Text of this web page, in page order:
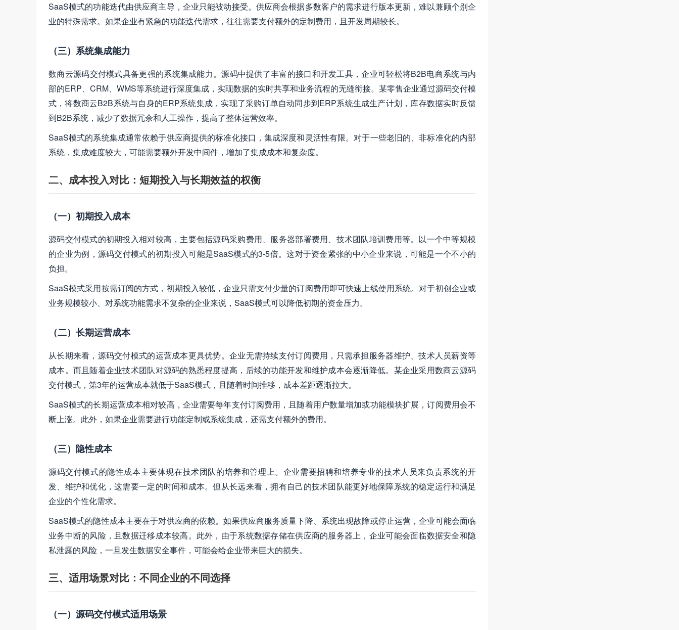
SaaS模式的功能迭代由供应商主导，企业只能被动接受。供应商会根据多数客户的需求进行版本更新，难以兼顾个别企
业的特殊需求。如果企业有紧急的功能迭代需求，往往需要支付额外的定制费用，且开发周期较长。
（三）系统集成能力
数商云源码交付模式具备更强的系统集成能力。源码中提供了丰富的接口和开发工具，企业可轻松将B2B电商系统与内
部的ERP、CRM、WMS等系统进行深度集成，实现数据的实时共享和业务流程的无缝衔接。某零售企业通过源码交付模
式，将数商云B2B系统与自身的ERP系统集成，实现了采购订单自动同步到ERP系统生成生产计划，库存数据实时反馈
到B2B系统，减少了数据冗余和人工操作，提高了整体运营效率。
SaaS模式的系统集成通常依赖于供应商提供的标准化接口，集成深度和灵活性有限。对于一些老旧的、非标准化的内部
系统，集成难度较大，可能需要额外开发中间件，增加了集成成本和复杂度。
二、成本投入对比：短期投入与长期效益的权衡
（一）初期投入成本
源码交付模式的初期投入相对较高，主要包括源码采购费用、服务器部署费用、技术团队培训费用等。以一个中等规模
的企业为例，源码交付模式的初期投入可能是SaaS模式的3-5倍。这对于资金紧张的中小企业来说，可能是一个不小的
负担。
SaaS模式采用按需订阅的方式，初期投入较低，企业只需支付少量的订阅费用即可快速上线使用系统。对于初创企业或
业务规模较小、对系统功能需求不复杂的企业来说，SaaS模式可以降低初期的资金压力。
（二）长期运营成本
从长期来看，源码交付模式的运营成本更具优势。企业无需持续支付订阅费用，只需承担服务器维护、技术人员薪资等
成本。而且随着企业技术团队对源码的熟悉程度提高，后续的功能开发和维护成本会逐渐降低。某企业采用数商云源码
交付模式，第3年的运营成本就低于SaaS模式，且随着时间推移，成本差距逐渐拉大。
SaaS模式的长期运营成本相对较高，企业需要每年支付订阅费用，且随着用户数量增加或功能模块扩展，订阅费用会不
断上涨。此外，如果企业需要进行功能定制或系统集成，还需支付额外的费用。
（三）隐性成本
源码交付模式的隐性成本主要体现在技术团队的培养和管理上。企业需要招聘和培养专业的技术人员来负责系统的开
发、维护和优化，这需要一定的时间和成本。但从长远来看，拥有自己的技术团队能更好地保障系统的稳定运行和满足
企业的个性化需求。
SaaS模式的隐性成本主要在于对供应商的依赖。如果供应商服务质量下降、系统出现故障或停止运营，企业可能会面临
业务中断的风险，且数据迁移成本较高。此外，由于系统数据存储在供应商的服务器上，企业可能会面临数据安全和隐
私泄露的风险，一旦发生数据安全事件，可能会给企业带来巨大的损失。
三、适用场景对比：不同企业的不同选择
（一）源码交付模式适用场景